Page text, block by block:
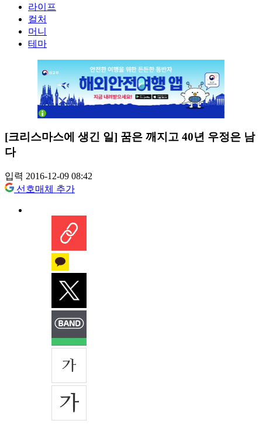
라이프
컬처
머니
테마
[크리스마스에 생긴 일] 꿈은 깨지고 40년 우정은 남
다
입력 2016-12-09 08:42
선호매체 추가